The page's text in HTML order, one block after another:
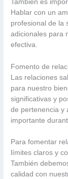
También es
Hablar con un
profesional de la
adicionales para
efectiva.
Fomento de
Las relaciones
para nuestro
significativas y
de pertenencia y
importante
Para fomentar
límites claros y
También
calidad con